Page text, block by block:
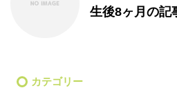
生後8ヶ月の記
カテゴリー